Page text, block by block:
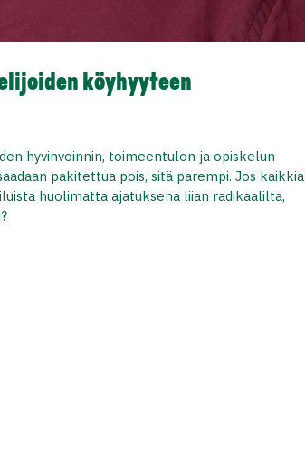
köyhyyteen
hyvinvoinnin, toimeentulon ja opiskelun
pakitettua pois, sitä parempi. Jos kaikkia
huolimatta ajatuksena liian radikaalilta,